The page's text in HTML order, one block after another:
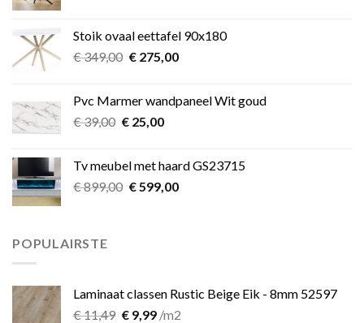
€ 349,00.€ 275,00.
Stoik ovaal eettafel 90x180
€349,00 Oorspronkelijke
€ 349,00.
€275,00Huidige
€ 275,00.
Pvc Marmer wandpaneel Wit goud
€39,00 Oorspronkelijke
€ 39,00.
€25,00Huidige
€ 25,00.
Tv meubel met haard GS23715
€899,00 Oorspronkelijke
€599,00Huidige
POPULAIRSTE
Laminaat classen Rustic Beige Eik - 8mm 52597
€11,49 Oorspronkelijke
€9,99Huidige
/m2